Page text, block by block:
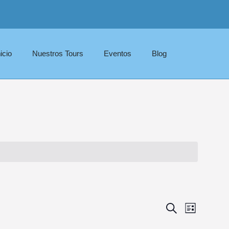
Nuestros Tours Eventos Blog
BuscarLista